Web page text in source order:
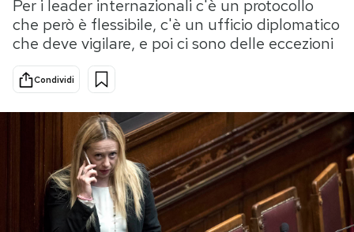
Internet
Scienza
Cultura
Economia
Ok Boomer!
Media
Mondiali calcio 2026
PODCAST
Per i leader internazionali c'è un protocollo
che però è flessibile, c'è un ufficio diplomatico
che deve vigilare, e poi ci sono delle eccezioni
Condividi